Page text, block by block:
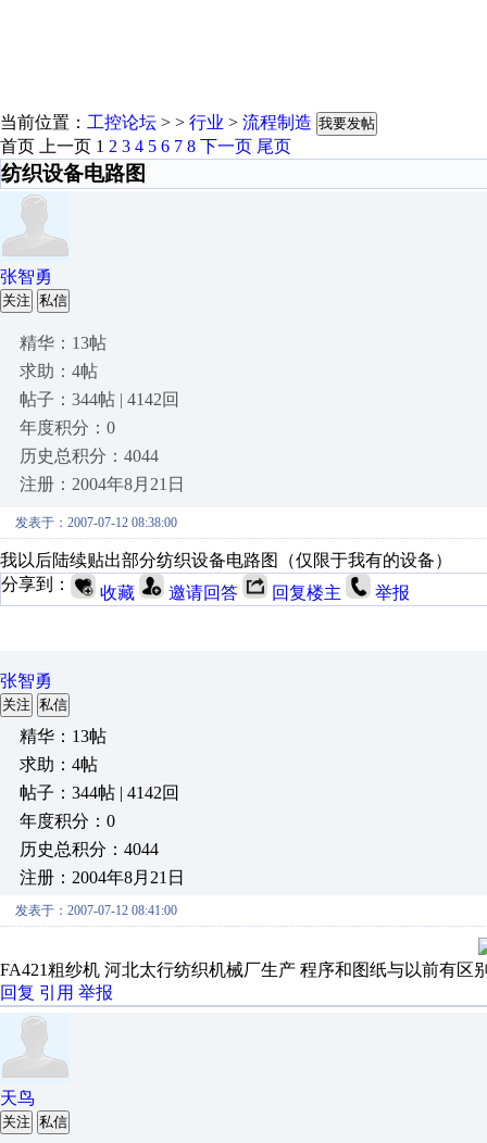
当前位置： 工控论坛 > > 行业 > 流程制造 我要发帖
首页 上一页 1 2 3 4 5 6 7 8 下一页 尾页
纺织设备电路图
张智勇
关注 私信
精华：13帖
求助：4帖
帖子：344帖 | 4142回
年度积分：0
历史总积分：4044
注册：2004年8月21日
发表于：2007-07-12 08:38:00
我以后陆续贴出部分纺织设备电路图（仅限于我有的设备）
分享到：
收藏 邀请回答 回复楼主 举报
张智勇
关注 私信
精华：13帖
求助：4帖
帖子：344帖 | 4142回
年度积分：0
历史总积分：4044
注册：2004年8月21日
发表于：2007-07-12 08:41:00
FA421粗纱机 河北太行纺织机械厂生产 程序和图纸与以前有区
回复 引用 举报
天鸟
关注 私信